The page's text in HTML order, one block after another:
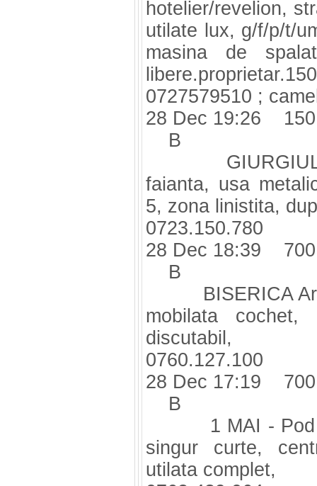
hotelier/revelion,
utilate lux, g/f/p/t/
masina de
libere.proprietar.150
0727579510 ;
28 Dec 19:26
B
GIURGIULUI
faianta, usa
5, zona linistita,
0723.150.780
28 Dec 18:39
B
BISERICA
mobilata cochet,
discutabil,
0760.127.100
28 Dec 17:19
B
1 MAI - Pod
singur curte,
utilata complet,